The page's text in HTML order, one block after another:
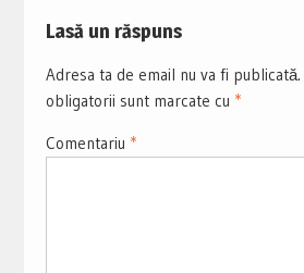
Lasă un răspuns
Adresa ta de email nu va fi publicată.
obligatorii sunt marcate cu *
Comentariu *